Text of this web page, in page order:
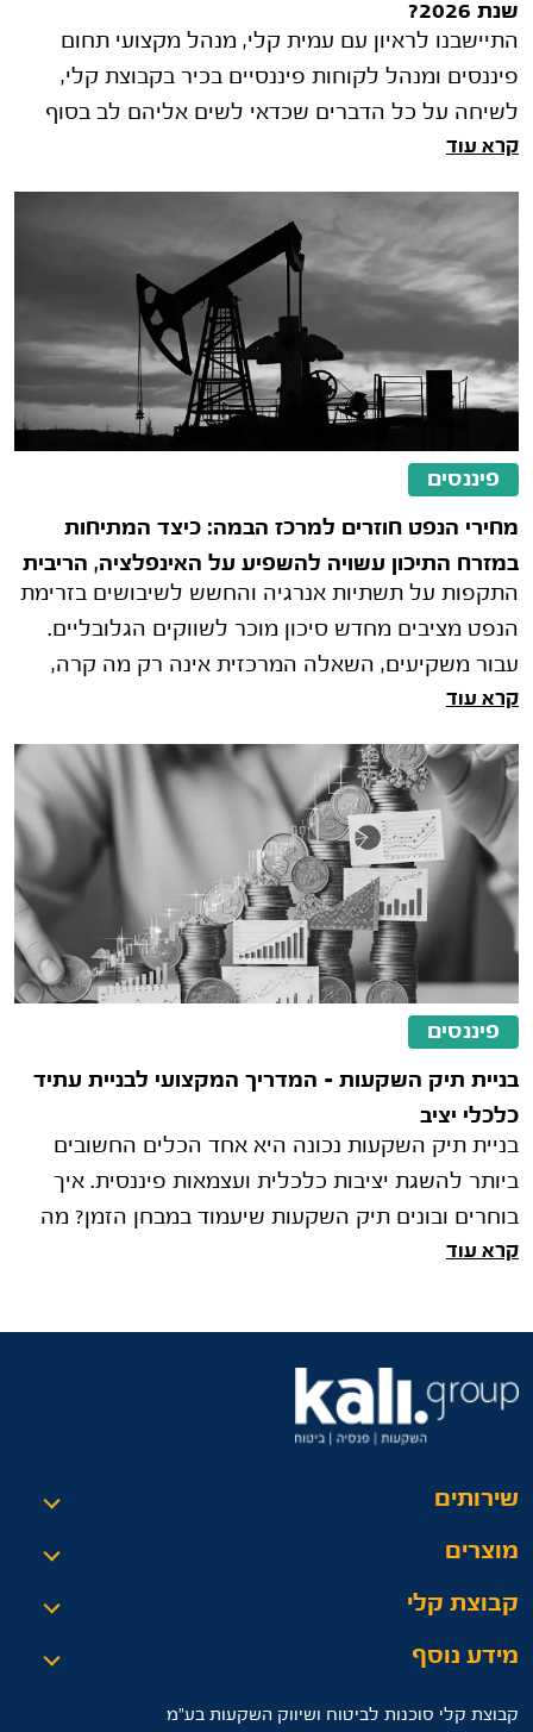
שנת 2026?
התיישבנו לראיון עם עמית קלי, מנהל מקצועי תחום
פיננסים ומנהל לקוחות פיננסיים בכיר בקבוצת קלי,
לשיחה על כל הדברים שכדאי לשים אליהם לב בסוף
שנת 2025 והצפי לקראת שנת 2026 מה
קרא עוד
פיננסים
מחירי הנפט חוזרים למרכז הבמה: כיצד המתיחות
במזרח התיכון עשויה להשפיע על האינפלציה, הריבית
ושוקי ההון
התקפות על תשתיות אנרגיה והחשש לשיבושים בזרימת
הנפט מציבים מחדש סיכון מוכר לשווקים הגלובליים.
עבור משקיעים, השאלה המרכזית אינה רק מה קרה,
אלא כמה זמן האירוע יימשך ומה
קרא עוד
פיננסים
בניית תיק השקעות – המדריך המקצועי לבניית עתיד
כלכלי יציב
בניית תיק השקעות נכונה היא אחד הכלים החשובים
ביותר להשגת יציבות כלכלית ועצמאות פיננסית. איך
בוחרים ובונים תיק השקעות שיעמוד במבחן הזמן? מה
ההבדל בין ניהול עצמאי לניהול מקצועי? כל זאת ועוד
קרא עוד
שירותים
מוצרים
קבוצת קלי
מידע נוסף
קבוצת קלי סוכנות לביטוח ושיווק השקעות בע"מ